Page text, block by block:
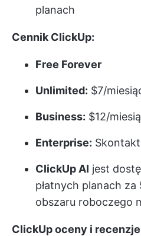
planach
Cennik ClickUp:
Free Forever
Unlimited: $7/
Business: $12/
Enterprise:
ClickUp AI jest
płatnych planach za
obszaru roboczego
ClickUp oceny i